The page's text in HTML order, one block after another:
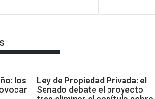
los
Ley de Propiedad Privada: el
Senado debate el proyecto